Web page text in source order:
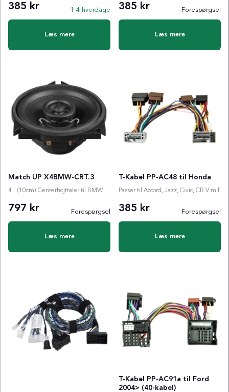
385 kr 1-4 hverdage
Læs mere
385 kr Forespørgsel
Læs mere
Match UP X4BMW-CRT.3
4" (10cm) Centerhøjttaler til BMW
797 kr Forespørgsel
Læs mere
T-Kabel PP-AC48 til Honda
Passer til Accord, Jazz, Civic, CR-V m.fl
385 kr Forespørgsel
Læs mere
T-Kabel PP-AC91a til Ford
2004> (40-kabel)